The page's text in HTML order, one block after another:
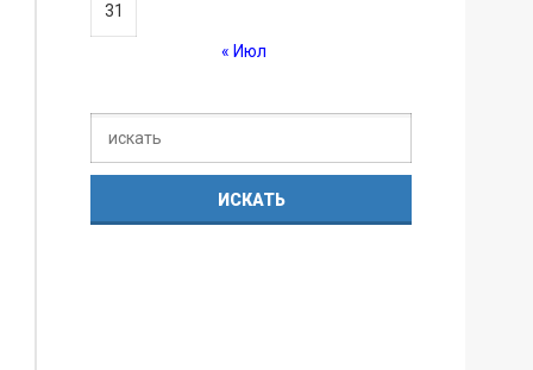
31
« Июл